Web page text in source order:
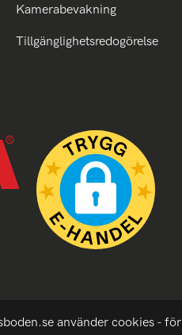
Kamerabevakning
Tillgänglighetsredogörelse
använder cookies - för